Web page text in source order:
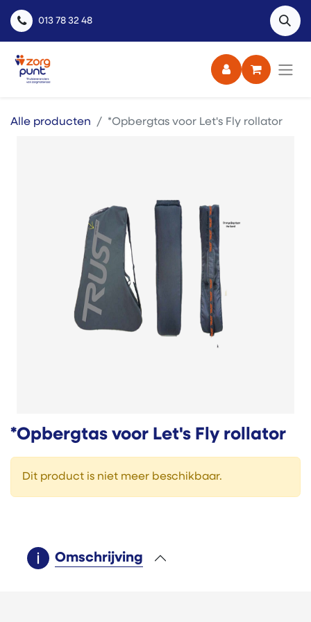
013 78 32 48
Alle producten *Opbergtas voor Let's Fly rollator
*Opbergtas voor Let's Fly rollator
Dit product is niet meer beschikbaar.
Omschrijving